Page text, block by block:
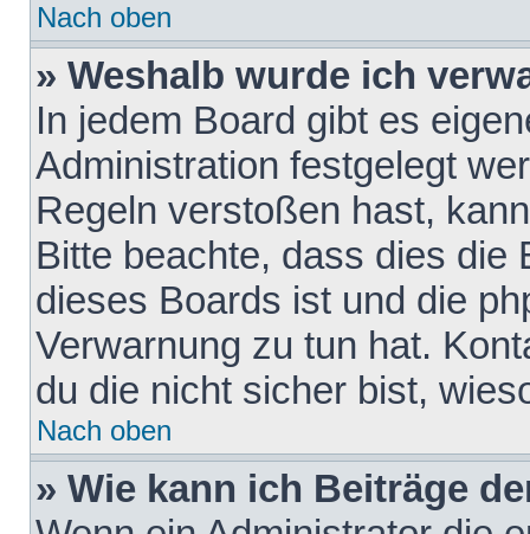
Nach oben
» Weshalb wurde ich
In jedem Board gibt es
Administration festgelegt
Regeln verstoßen hast,
Bitte beachte, dass dies die
dieses Boards ist und die
Verwarnung zu tun hat.
du die nicht sicher bist,
Nach oben
» Wie kann ich Beiträge